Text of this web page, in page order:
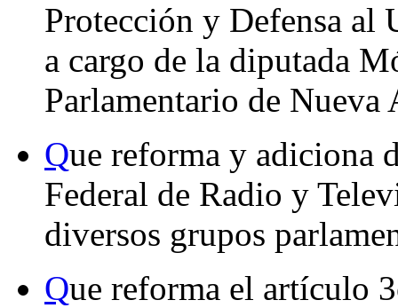
Protección y Defensa al
a cargo de la diputada
Parlamentario de Nueva
Que reforma y adiciona
Federal de Radio y
diversos grupos
Que reforma el artículo